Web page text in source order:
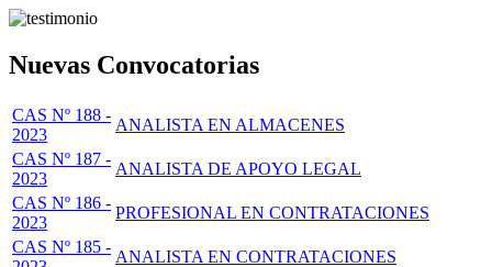
Nuevas Convocatorias
CAS Nº 188 -
2023
ANALISTA EN ALMACENES
CAS Nº 187 -
2023
ANALISTA DE APOYO LEGAL
CAS Nº 186 -
2023
PROFESIONAL EN CONTRATACIONES
CAS Nº 185 -
ANALISTA EN CONTRATACIONES